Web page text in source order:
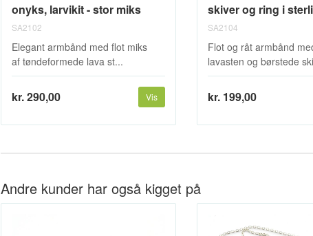
onyks, larvikit - stor miks
SA2102
Elegant armbånd med flot miks
af tøndeformede lava st...
kr. 290,00 Vis
skiver og ring i
SA2104
Flot og råt armbånd
lavasten og børstede
kr. 199,00
Andre kunder har også kigget på